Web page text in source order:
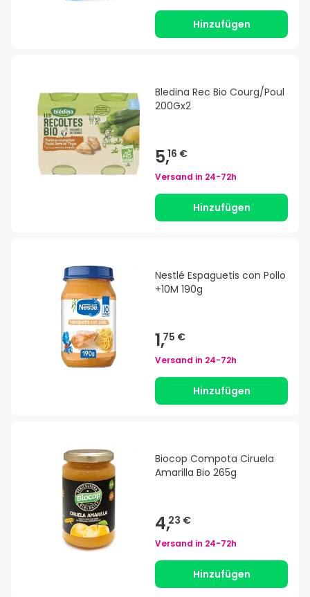
Hinzufügen
Bledina Rec Bio Courg/Poul
200Gx2
5,16 €
Versand in 24-72h
Hinzufügen
Nestlé Espaguetis con Pollo
+10M 190g
1,75 €
Versand in 24-72h
Hinzufügen
Biocop Compota Ciruela
Amarilla Bio 265g
4,23 €
Versand in 24-72h
Hinzufügen